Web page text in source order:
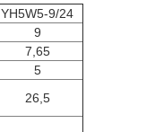
YH5W5-9/24
9
7,65
5
26,5